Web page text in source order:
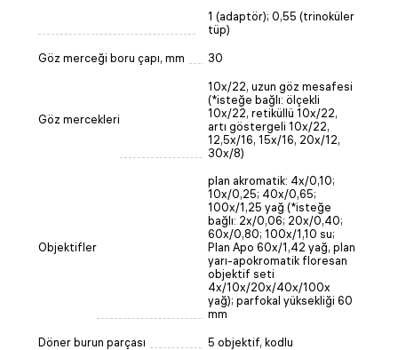
1 (adaptör); 0,55 (trinoküler
tüp)
Göz merceği boru çapı, mm 30
Göz mercekleri
10x/22, uzun göz mesafesi
(*isteğe bağlı: ölçekli
10x/22, retiküllü 10x/22,
artı göstergeli 10x/22,
12,5x/16, 15x/16, 20x/12,
30x/8)
Objektifler
plan akromatik: 4x/0,10;
10x/0,25; 40x/0,65;
100x/1,25 yağ (*isteğe
bağlı: 2x/0,06; 20x/0,40;
60x/0,80; 100x/1,10 su;
Plan Apo 60x/1,42 yağ, plan
yarı-apokromatik floresan
objektif seti
4x/10x/20x/40x/100x
yağ); parfokal yüksekliği 60
mm
Döner burun parçası 5 objektif, kodlu